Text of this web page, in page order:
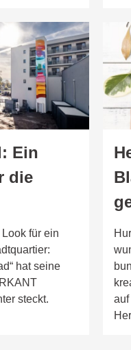
Ein
die
für ein
hat seine
steckt.
auf